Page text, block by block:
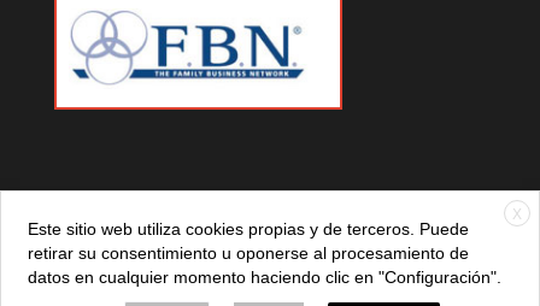
© 2021 ADEFAN. Todos los derechos reservados. 621 236
X
Este sitio web utiliza cookies propias y de terceros. Puede
retirar su consentimiento u oponerse al procesamiento de
datos en cualquier momento haciendo clic en "Configuración".